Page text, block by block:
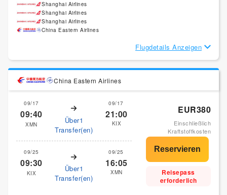
Shanghai Airlines
Shanghai Airlines
Shanghai Airlines
China Eastern Airlines
Flugdetails Anzeigen
China Eastern Airlines
09/17
09:40
XMN
Über1
Transfer(en)
09/17
21:00
KIX
09/25
09:30
KIX
Über1
Transfer(en)
09/25
16:05
XMN
EUR380
Einschließlich
Kraftstoffkosten
Reisepass
erforderlich